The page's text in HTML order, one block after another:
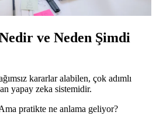
ve Neden Şimdi
kararlar alabilen, çok adımlı
yapay zeka sistemidir.
pratikte ne anlama geliyor?